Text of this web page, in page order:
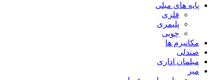
پایه های مبلی
فلزی
پلیمری
چوبی
مکانیزم ها
صندلی
مبلمان اداری
میز